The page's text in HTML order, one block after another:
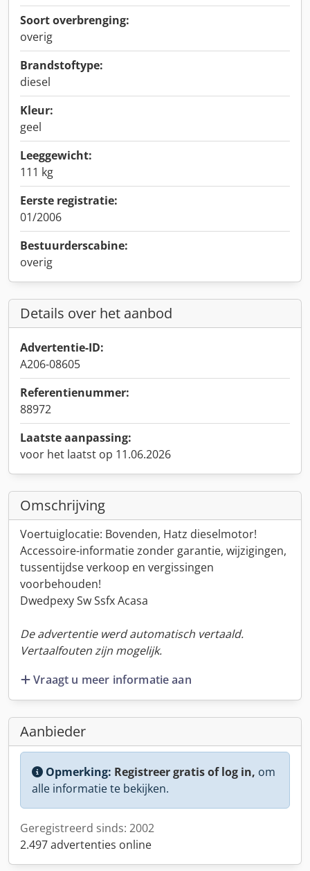
Soort overbrenging:
overig
Brandstoftype:
diesel
Kleur:
geel
Leeggewicht:
111 kg
Eerste registratie:
01/2006
Bestuurderscabine:
overig
Details over het aanbod
Advertentie-ID:
A206-08605
Referentienummer:
88972
Laatste aanpassing:
voor het laatst op 11.06.2026
Omschrijving
Voertuiglocatie: Bovenden, Hatz dieselmotor!
Accessoire-informatie zonder garantie, wijzigingen,
tussentijdse verkoop en vergissingen
voorbehouden!
Dwedpexy Sw Ssfx Acasa
De advertentie werd automatisch vertaald.
Vertaalfouten zijn mogelijk.
Vraagt u meer informatie aan
Aanbieder
Opmerking: Registreer gratis of log in, om
alle informatie te bekijken.
Geregistreerd sinds: 2002
2.497 advertenties online